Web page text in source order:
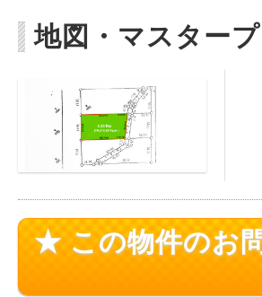
地図・マスター
★ この物件のお